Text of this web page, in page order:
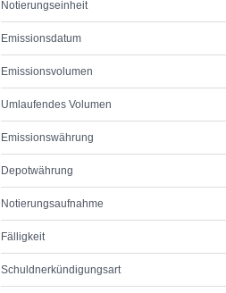
Notierungseinheit
Emissionsdatum
Emissionsvolumen
Umlaufendes Volumen
Emissionswährung
Depotwährung
Notierungsaufnahme
Fälligkeit
Schuldnerkündigungsart